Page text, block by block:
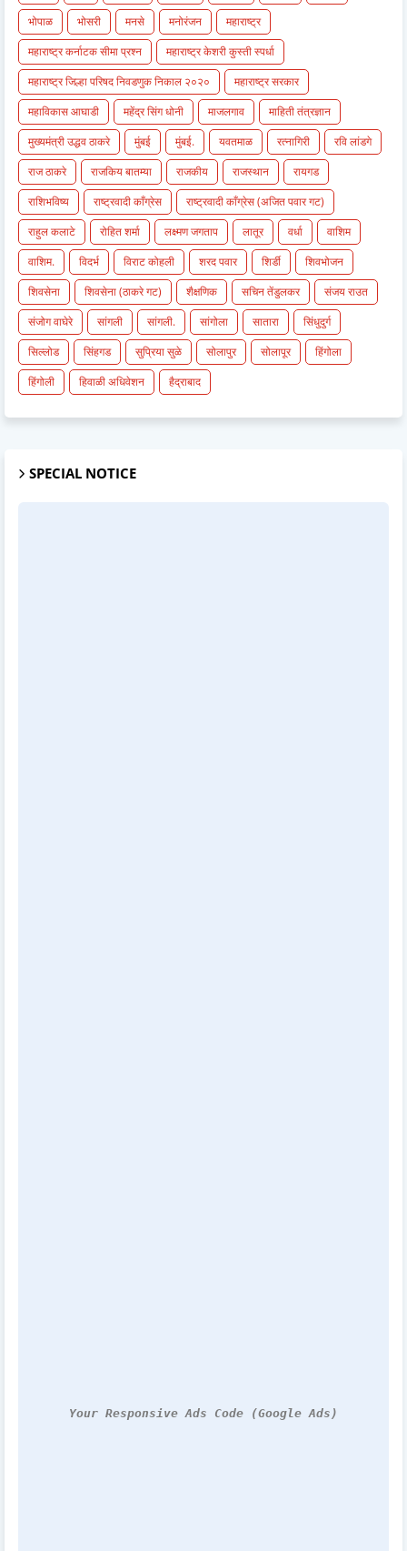
भोपाळ भोसरी मनसे मनोरंजन
महाराष्ट्र
महाराष्ट्र कर्नाटक सीमा प्रश्न
महाराष्ट्र केशरी कुस्ती स्पर्धा
महाराष्ट्र जिल्हा परिषद निवडणुक निकाल २०२०
महाराष्ट्र सरकार
महाविकास आघाडी
महेंद्र सिंग धोनी माजलगाव
माहिती तंत्रज्ञान
मुख्यमंत्री उद्धव ठाकरे
मुंबई मुंबई. यवतमाळ रत्नागिरी
रवि लांडगे
राज ठाकरे
राजकिय बातम्या राजकीय राजस्थान
रायगड
राशिभविष्य
राष्ट्रवादी काँग्रेस
राष्ट्रवादी काँग्रेस (अजित पवार गट)
राहुल कलाटे
रोहित शर्मा लक्ष्मण जगताप लातूर वर्धा
वाशिम
वाशिम.
विदर्भ विराट कोहली शरद पवार शिर्डी
शिवभोजन
शिवसेना
शिवसेना (ठाकरे गट) शैक्षणिक सचिन तेंडुलकर
संजय राउत
संजोग वाघेरे
सांगली सांगली. सांगोला सातारा
सिंधुदुर्ग
सिल्लोड
सिंहगड सुप्रिया सुळे सोलापुर सोलापूर
हिंगोला
हिंगोली
हिवाळी अधिवेशन हैद्राबाद
SPECIAL NOTICE
Your Responsive Ads Code (Google Ads)